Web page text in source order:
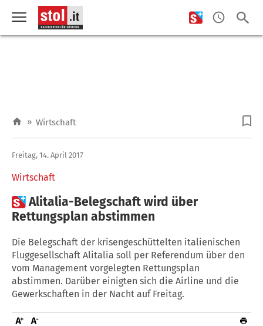
» Wirtschaft
Wirtschaft
Freitag, 14. April 2017
Alitalia-Belegschaft wird über
Rettungsplan abstimmen
Die Belegschaft der krisengeschüttelten italienischen
Fluggesellschaft Alitalia soll per Referendum über den
vom Management vorgelegten Rettungsplan
abstimmen. Darüber einigten sich die Airline und die
Gewerkschaften in der Nacht auf Freitag.